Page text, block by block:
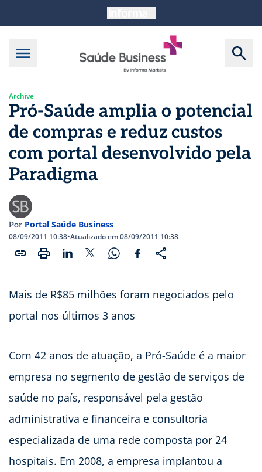
Archive
Pró-Saúde amplia o potencial
de compras e reduz custos
com portal desenvolvido pela
Paradigma
Por Portal Saúde Business
08/09/2011 10:38•Atualizado em 08/09/2011 10:38
Mais de R$85 milhões foram negociados pelo
portal nos últimos 3 anos
Com 42 anos de atuação, a Pró-Saúde é a maior
empresa no segmento de gestão de serviços de
saúde no país, responsável pela gestão
administrativa e financeira e consultoria
especializada de uma rede composta por 24
hospitais. Em 2008, a empresa implantou a